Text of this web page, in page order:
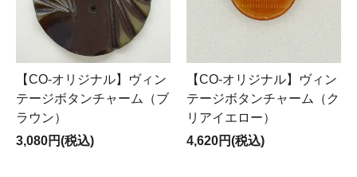
【CO-オリジナル】ヴィン
テージボタンチャーム（ブ
ラウン）
3,080円(税込)
【CO-オリジナル】ヴィン
テージボタンチャーム（ク
リアイエロー）
4,620円(税込)